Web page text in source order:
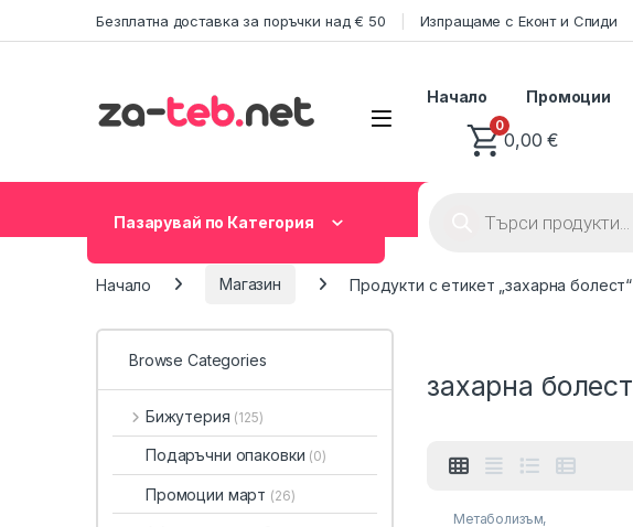
Безплатна доставка за поръчки над € 50 Изпращаме с Еконт и Спиди
Начало Промоции
0
0,00€
Пазарувай по Категория
Начало Магазин Продукти с етикет „захарна болест“
захарна болест
Метаболизъм,
Browse Categories
Бижутерия (125)
Подаръчни опаковки (0)
Промоции март (26)